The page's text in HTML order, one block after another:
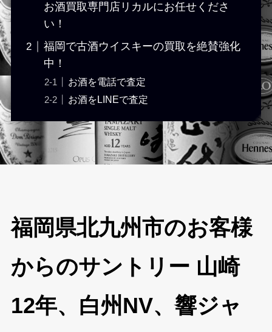
お酒買取専門店リカルにお任せくださ
い！
福岡で古酒ウイスキーの買取を絶賛強化
中！
お酒を電話で査定
お酒をLINEで査定
福岡県北九州市のお客様
からのサントリー 山崎
12年、白州NV、響ジャ